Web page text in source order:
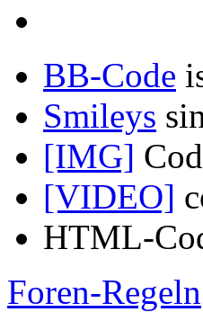
BB-Code
Smileys
[IMG]
[VIDEO]
HTML-
Foren-Regeln